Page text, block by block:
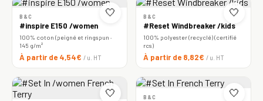
🤍
B&C
#inspire E150 /women
100% coton (peigné et ringspun ·
145 g/m²
À partir de 4,54€ / u. HT
🤍
B&C
#Reset Windbreaker /kids
100% polyester (recyclé) (certifié
rcs)
À partir de 8,82€ / u. HT
🤍 🤍
B&C